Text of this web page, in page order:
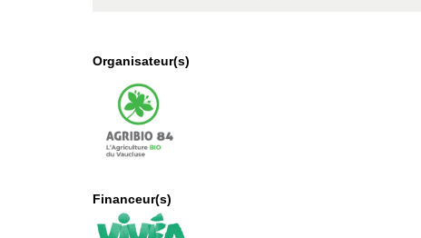
Organisateur(s)
Financeur(s)